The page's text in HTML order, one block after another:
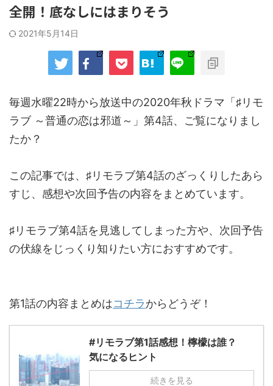
全開！底なしにはまりそう
2021年5月14日
毎週水曜22時から放送中の2020年秋ドラマ「♯リモ
ラブ ～普通の恋は邪道～」第4話、ご覧になりまし
たか？
この記事では、♯リモラブ第4話のざっくりしたあら
すじ、感想や次回予告の内容をまとめています。
♯リモラブ第4話を見逃してしまった方や、次回予告
の伏線をじっくり知りたい方におすすめです。
第1話の内容まとめはコチラからどうぞ！
#リモラブ第1話感想！檸檬は誰？
気になるヒント
続きを見る